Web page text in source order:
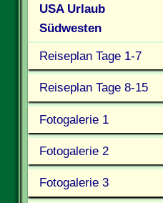
USA Urlaub
Südwesten
Reiseplan Tage 1-7
Reiseplan Tage 8-15
Fotogalerie 1
Fotogalerie 2
Fotogalerie 3